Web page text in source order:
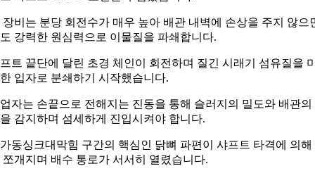
장비는 분당 회전수가 매우 높아 배관 내벽에 손상을 주지 않으
강력한 원심력으로 이물질을 파쇄합니다.
트 끝단에 달린 초경 체인이 회전하며 질긴 시래기 섬유질을
입자로 분쇄하기 시작했습니다.
자는 손끝으로 전해지는 진동을 통해 슬러지의 밀도와 배관의
감지하며 섬세하게 진입시켜야 합니다.
동싱크대막힘 구간의 핵심인 닭뼈 파편이 샤프트 타격에 의해
쪼개지며 배수 통로가 서서히 열렸습니다.